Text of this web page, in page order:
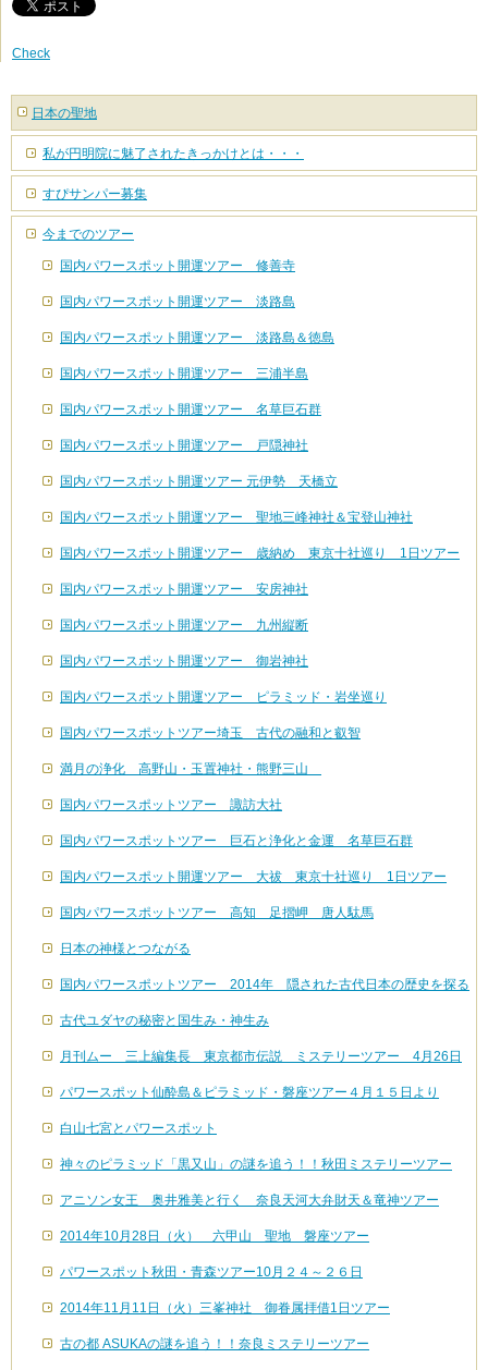
Check
日本の聖地
私が円明院に魅了されたきっかけとは・・・
すぴサンパー募集
今までのツアー
国内パワースポット開運ツアー 修善寺
国内パワースポット開運ツアー 淡路島
国内パワースポット開運ツアー 淡路島＆徳島
国内パワースポット開運ツアー 三浦半島
国内パワースポット開運ツアー 名草巨石群
国内パワースポット開運ツアー 戸隠神社
国内パワースポット開運ツアー 元伊勢 天橋立
国内パワースポット開運ツアー 聖地三峰神社＆宝登山神社
国内パワースポット開運ツアー 歳納め 東京十社巡り 1日ツアー
国内パワースポット開運ツアー 安房神社
国内パワースポット開運ツアー 九州縦断
国内パワースポット開運ツアー 御岩神社
国内パワースポット開運ツアー ピラミッド・岩坐巡り
国内パワースポットツアー埼玉 古代の融和と叡智
満月の浄化 高野山・玉置神社・熊野三山
国内パワースポットツアー 諏訪大社
国内パワースポットツアー 巨石と浄化と金運 名草巨石群
国内パワースポット開運ツアー 大祓 東京十社巡り 1日ツアー
国内パワースポットツアー 高知 足摺岬 唐人駄馬
日本の神様とつながる
国内パワースポットツアー 2014年 隠された古代日本の歴史を探る
古代ユダヤの秘密と国生み・神生み
月刊ムー 三上編集長 東京都市伝説 ミステリーツアー 4月26日
パワースポット仙酔島＆ピラミッド・磐座ツアー４月１５日より
白山七宮とパワースポット
神々のピラミッド「黒又山」の謎を追う！！秋田ミステリーツアー
アニソン女王 奥井雅美と行く 奈良天河大弁財天＆竜神ツアー
2014年10月28日（火） 六甲山 聖地 磐座ツアー
パワースポット秋田・青森ツアー10月２４～２６日
2014年11月11日（火）三峯神社 御眷属拝借1日ツアー
古の都 ASUKAの謎を追う！！奈良ミステリーツアー